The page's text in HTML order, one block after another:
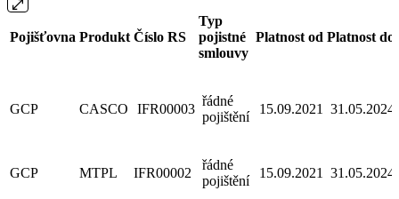
Pojišťovna Produkt Číslo RS
Typ
pojistné
smlouvy
Platnost od Platnost do
GCP CASCO IFR00003
řádné
pojištění
15.09.2021 31.05.2024
GCP MTPL IFR00002
řádné
pojištění
15.09.2021 31.05.2024